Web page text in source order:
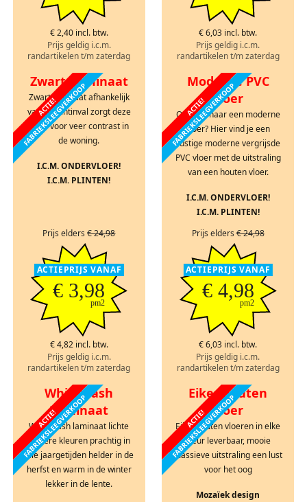
€ 2,40 incl. btw.
Prijs geldig i.c.m.
randartikelen t/m zaterdag
€ 6,03 incl. btw.
Prijs geldig i.c.m.
randartikelen t/m zaterdag
ACTIE!
FABRIEKSLEEGVERKOOP
Zwart Laminaat
Zwart laminaat afhankelijk
van de lichtinval zorgt deze
vloer voor veer contrast in
de woning.
I.C.M. ONDERVLOER!
I.C.M. PLINTEN!
Prijs elders€ 24,98
ACTIEPRIJS VANAF
€ 3,98
pm2
€ 4,82 incl. btw.
Prijs geldig i.c.m.
randartikelen t/m zaterdag
ACTIE!
FABRIEKSLEEGVERKOOP
Moderne PVC
vloer
Op zoek naar een moderne
vloer? Hier vind je een
rustige moderne vergrijsde
PVC vloer met de uitstraling
van een houten vloer.
I.C.M. ONDERVLOER!
I.C.M. PLINTEN!
Prijs elders€ 24,98
ACTIEPRIJS VANAF
€ 4,98
pm2
€ 6,03 incl. btw.
Prijs geldig i.c.m.
randartikelen t/m zaterdag
ACTIE!
FABRIEKSLEEGVERKOOP
Whitewash
Laminaat
Whitewash laminaat lichte
heldere kleuren prachtig in
alle jaargetijden helder in de
herfst en warm in de winter
lekker in de lente.
ACTIE!
FABRIEKSLEEGVERKOOP
Eikenhouten
vloer
Eikenhouten vloeren in elke
kleur leverbaar, mooie
massieve uitstraling een lust
voor het oog
Mozaïek design